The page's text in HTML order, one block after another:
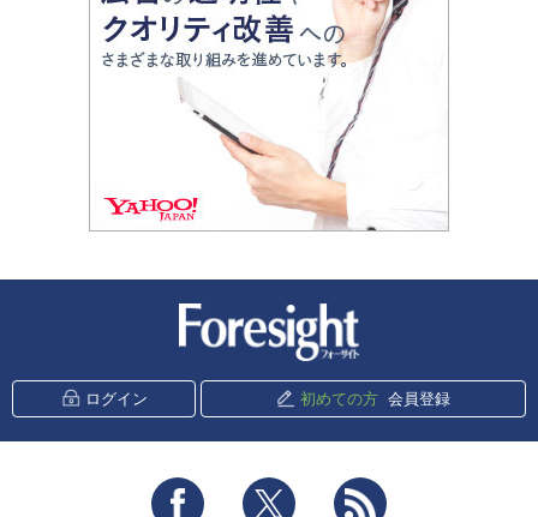
ログイン 初めての方 会員登録
Facebook Twitter